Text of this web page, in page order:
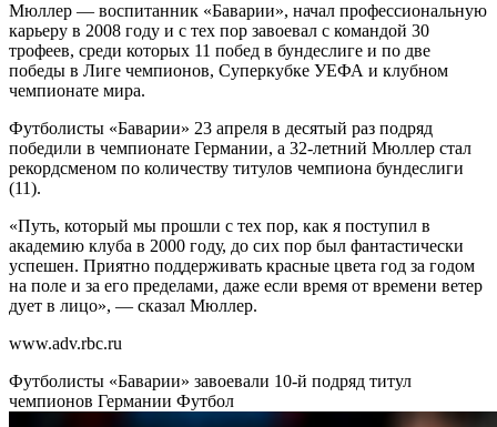
Мюллер — воспитанник «Баварии», начал профессиональную
карьеру в 2008 году и с тех пор завоевал с командой 30
трофеев, среди которых 11 побед в бундеслиге и по две
победы в Лиге чемпионов, Суперкубке УЕФА и клубном
чемпионате мира.
Футболисты «Баварии» 23 апреля в десятый раз подряд
победили в чемпионате Германии, а 32-летний Мюллер стал
рекордсменом по количеству титулов чемпиона бундеслиги
(11).
«Путь, который мы прошли с тех пор, как я поступил в
академию клуба в 2000 году, до сих пор был фантастически
успешен. Приятно поддерживать красные цвета год за годом
на поле и за его пределами, даже если время от времени ветер
дует в лицо», — сказал Мюллер.
www.adv.rbc.ru
Футболисты «Баварии» завоевали 10-й подряд титул
чемпионов Германии Футбол